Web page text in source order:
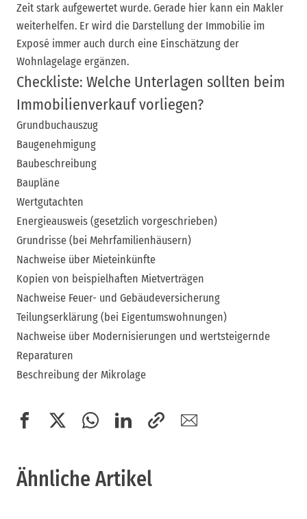
Zeit stark aufgewertet wurde. Gerade hier kann ein Makler
weiterhelfen. Er wird die Darstellung der Immobilie im
Exposé immer auch durch eine Einschätzung der
Wohnlagelage ergänzen.
Checkliste: Welche Unterlagen sollten beim
Immobilienverkauf vorliegen?
Grundbuchauszug
Baugenehmigung
Baubeschreibung
Baupläne
Wertgutachten
Energieausweis (gesetzlich vorgeschrieben)
Grundrisse (bei Mehrfamilienhäusern)
Nachweise über Mieteinkünfte
Kopien von beispielhaften Mietverträgen
Nachweise Feuer- und Gebäudeversicherung
Teilungserklärung (bei Eigentumswohnungen)
Nachweise über Modernisierungen und wertsteigernde
Reparaturen
Beschreibung der Mikrolage
Ähnliche Artikel